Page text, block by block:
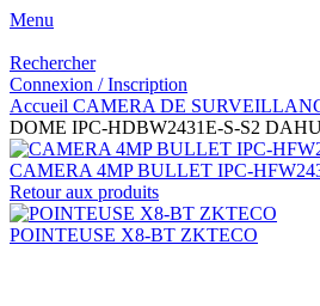
Menu
Rechercher
Connexion / Inscription
Accueil CAMERA DE
DOME IPC-HDBW2431E-S-S2
CAMERA 4MP BULLET IPC-
Retour aux produits
POINTEUSE X8-BT ZKTECO